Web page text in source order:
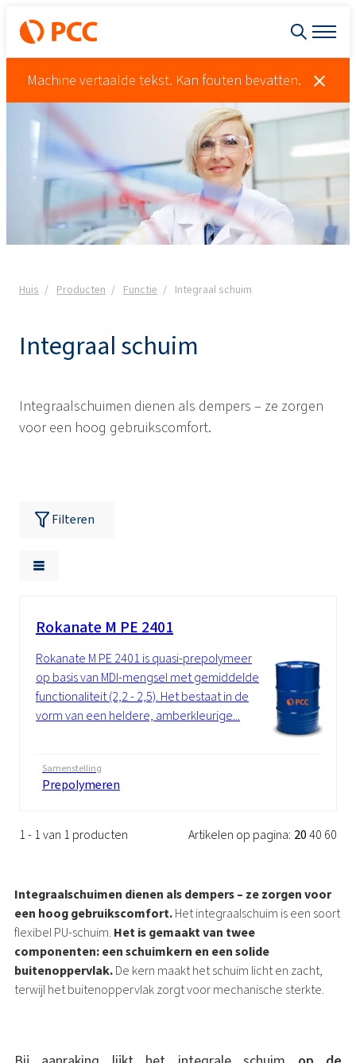
Machine vertaalde tekst. Kan fouten bevatten.
Huis Producten Functie Integraal schuim
Integraal schuim
Integraalschuimen dienen als dempers – ze zorgen
voor een hoog gebruikscomfort.
Filteren
Rokanate M PE 2401
Rokanate M PE 2401 is quasi-prepolymeer
op basis van MDI-mengsel met gemiddelde
functionaliteit (2,2 - 2,5). Het bestaat in de
vorm van een heldere, amberkleurige...
Samenstelling
Prepolymeren
1 - 1 van 1 producten Artikelen op pagina: 2040 60
Integraalschuimen dienen als dempers – ze zorgen voor
een hoog gebruikscomfort.Het integraalschuim is een soort
flexibel PU-schuim. Het is gemaakt van twee
componenten: een schuimkern en een solide
buitenoppervlak.De kern maakt het schuim licht en zacht,
terwijl het buitenoppervlak zorgt voor mechanische sterkte.